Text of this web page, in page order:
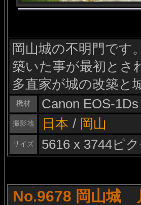
岡山城の不明門です
築いた事が最初とさ
多直家が城の改築と
機材 Canon EOS-
撮影地 日本 / 岡山
サイズ 5616 x 3744ピ
No.9678 岡山城